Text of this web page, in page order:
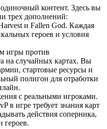
контент. Здесь вы
трех дополнений:
и Fallen God. Каждая
героев и условия
игры против
на случайных картах. Вы
стартовые ресурсы и
полигон для отработки
с реальными игроками.
в игре требует знания карт
действия соперника,
героев.